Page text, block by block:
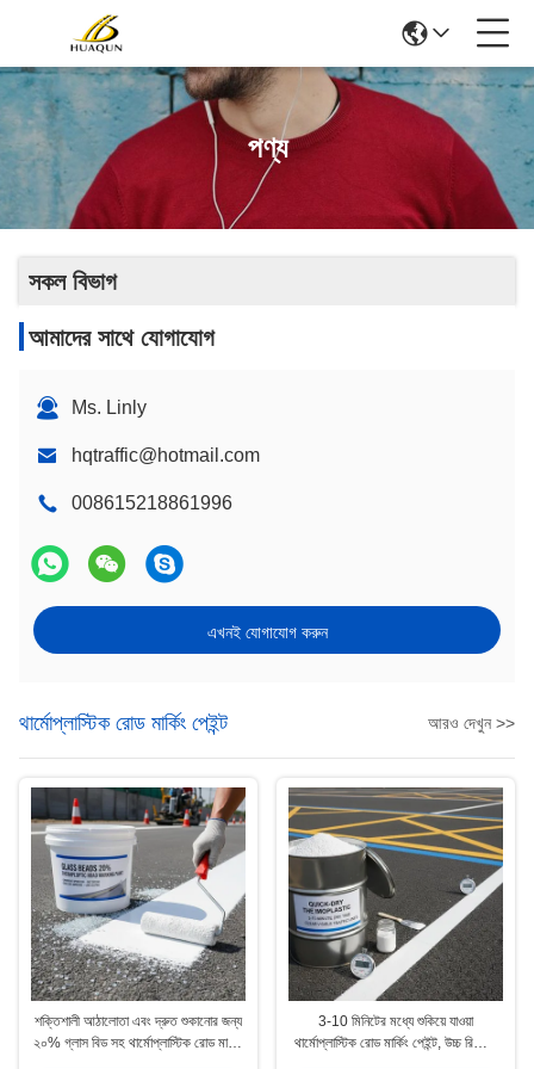
পণ্য
সকল বিভাগ
আমাদের সাথে যোগাযোগ
Ms. Linly
hqtraffic@hotmail.com
008615218861996
এখনই যোগাযোগ করুন
থার্মোপ্লাস্টিক রোড মার্কিং পেইন্ট আরও দেখুন >>
শক্তিশালী আঠালোতা এবং দ্রুত শুকানোর জন্য
২০% গ্লাস বিড সহ থার্মোপ্লাস্টিক রোড মার্কিং
3-10 মিনিটের মধ্যে শুকিয়ে যাওয়া
থার্মোপ্লাস্টিক রোড মার্কিং পেইন্ট, উচ্চ রিট্রো-